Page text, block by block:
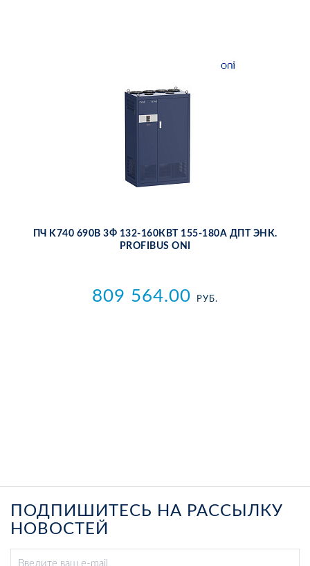
ПЧ K740 690В 3Ф 132-160КВТ 155-180А ДПТ ЭНК.
PROFIBUS ONI
809 564.00 РУБ.
ПОДПИШИТЕСЬ НА РАССЫЛКУ
НОВОСТЕЙ